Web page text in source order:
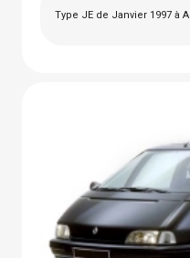
Type JE de Janvier 1997 à